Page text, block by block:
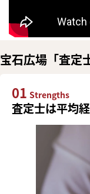
宝石広場「査定
01 Strengths
査定士は平均